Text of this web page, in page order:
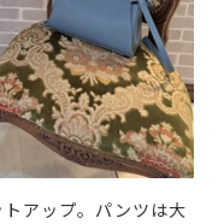
アップ。パンツは大